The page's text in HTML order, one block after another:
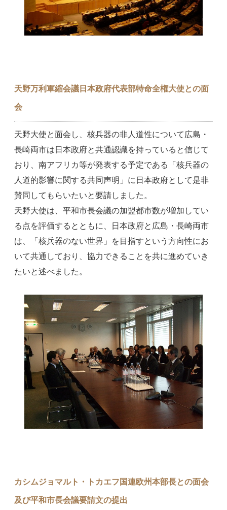
天野万利軍縮会議日本政府代表部特命全権大使との面
会
天野大使と面会し、核兵器の非人道性について広島・
長崎両市は日本政府と共通認識を持っていると信じて
おり、南アフリカ等が発表する予定である「核兵器の
人道的影響に関する共同声明」に日本政府として是非
賛同してもらいたいと要請しました。
天野大使は、平和市長会議の加盟都市数が増加してい
る点を評価するとともに、日本政府と広島・長崎両市
は、「核兵器のない世界」を目指すという方向性にお
いて共通しており、協力できることを共に進めていき
たいと述べました。
カシムジョマルト・トカエフ国連欧州本部長との面会
及び平和市長会議要請文の提出